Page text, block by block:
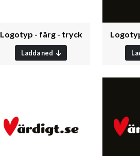
Logotyp - färg - tryck
Ladda ned